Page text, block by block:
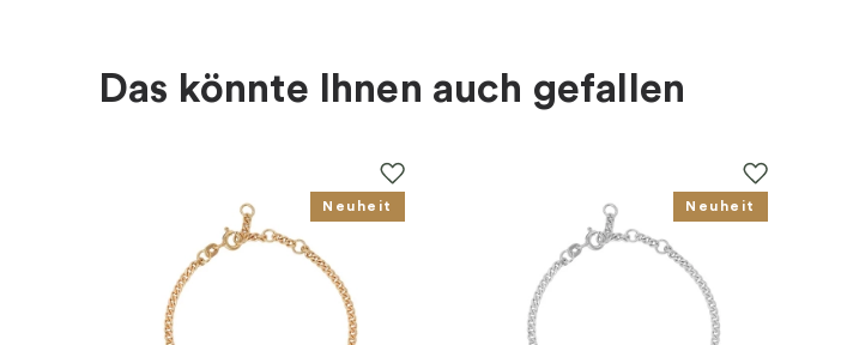
Armband
Drakenberg Sjölin
Das könnte Ihnen auch gefallen
Neuheit Neuheit